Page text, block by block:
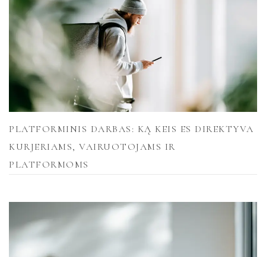
PLATFORMINIS DARBAS: KĄ KEIS ES DIREKTYVA
KURJERIAMS, VAIRUOTOJAMS IR
PLATFORMOMS